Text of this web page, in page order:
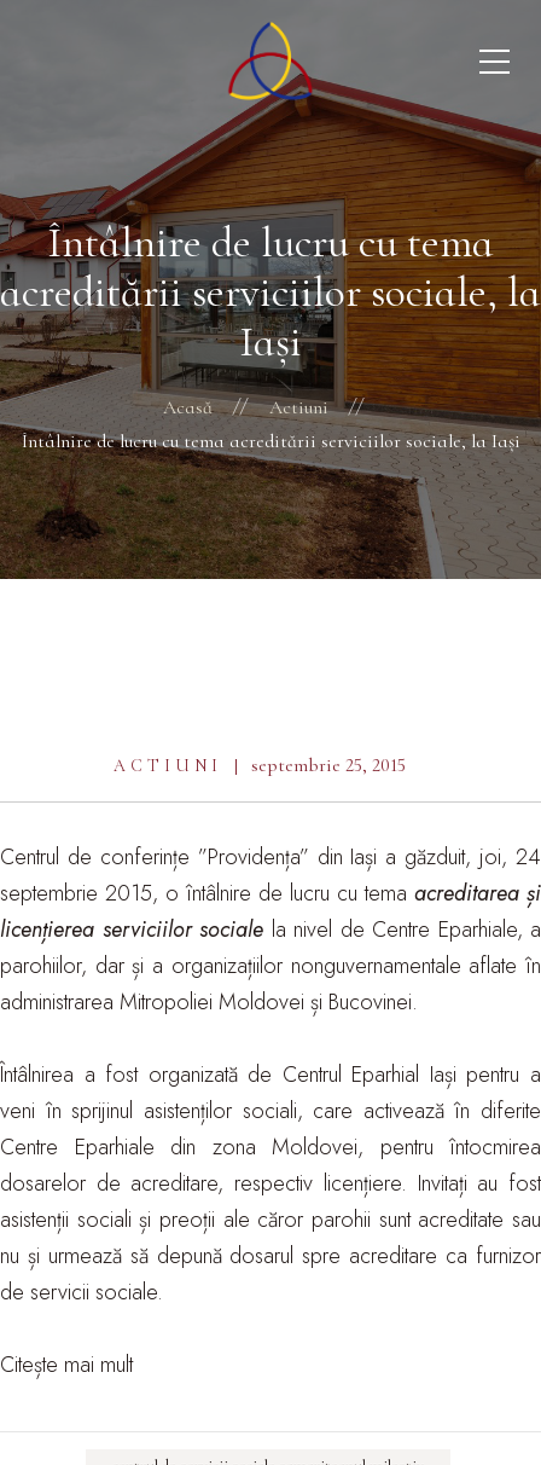
Întâlnire de lucru cu tema
acreditării serviciilor sociale, la
Iași
Acasă
Actiuni
Întâlnire de lucru cu tema acreditării serviciilor sociale, la Iași
ACTIUNI septembrie 25, 2015
Centrul de conferințe ”Providența” din Iași a găzduit, joi, 24
septembrie 2015, o întâlnire de lucru cu tema acreditarea și
licențierea serviciilor sociale la nivel de Centre Eparhiale, a
parohiilor, dar și a organizațiilor nonguvernamentale aflate în
administrarea Mitropoliei Moldovei și Bucovinei.
Întâlnirea a fost organizată de Centrul Eparhial Iași pentru a
veni în sprijinul asistenților sociali, care activează în diferite
Centre Eparhiale din zona Moldovei, pentru întocmirea
dosarelor de acreditare, respectiv licențiere. Invitați au fost
asistenții sociali și preoții ale căror parohii sunt acreditate sau
nu și urmează să depună dosarul spre acreditare ca furnizor
de servicii sociale.
Citește mai mult